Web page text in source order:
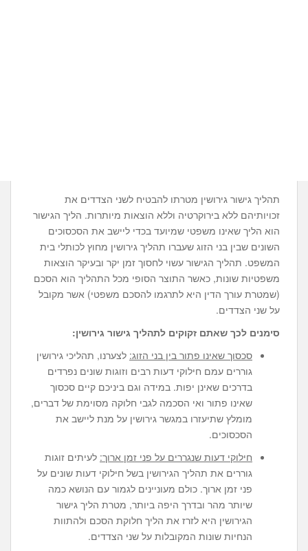
תהליך גישור גירושין מטרתו להבטיח לשני הצדדים את
זכויותיהם ללא בירוקרטיה וללא הוצאות מיותרות. הליך הגישור
הוא הליך שאינו משפטי שמיועד בכדי ליישב את הסכסוכים
השונים שבין בני הזוג שעברו תהליך גירושין מחוץ לכותלי בית
המשפט. תהליך הגישור עשוי לחסוך זמן יקר ובעיקר הוצאות
משפטיות שונות, כאשר התוצר הסופי מכל התהליך הוא הסכם
(שמטרת עורך הדין היא לתרגמו להסכם משפטי) אשר מקובל
על שני הצדדים.
סימנים לכך שאתם זקוקים לתהליך גישור גירושין:
סכסוך שאינו פתור בין בני הזוג: לצערנו, תהליכי גירושין
גוררים עמם חילוקי דעות רבים וזוגות שונים נפרדים
בדרכים שאינן יפות. במידה וגם ביניכם קיים סכסוך
שאינו פתור ואי הסכמה לגבי חלוקה מסוימת של דברים,
מומלץ שתיעזרו במגשר גירושין על מנת ליישב את
הסכסוכים.
חילוקי דעות שנגררים על פני זמן ארוך: לעיתים זוגות
גוררים את תהליך הגירושין בשל חילוקי דעות שונים על
פני זמן ארוך. כולם מעוניינים לגמור עם הנושא כמה
שיותר מהר ובדרך היפה ביותר, מטרת הליך גישור
הגירושין היא לזרז את הליך חלוקת הסכם ולהתוות
הנחיות שונות המקובלות על שני הצדדים.